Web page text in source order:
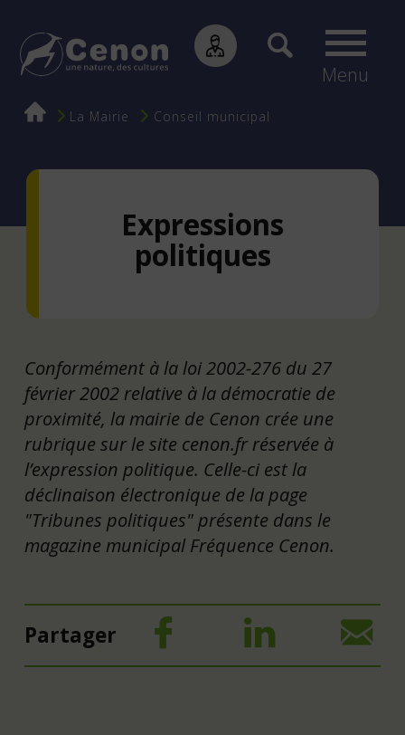
Menu
Fil
La Mairie Conseil municipal
Expressions
politiques
Conformément à la loi 2002-276 du 27
février 2002 relative à la démocratie de
proximité, la mairie de Cenon crée une
rubrique sur le site cenon.fr réservée à
l’expression politique. Celle-ci est la
déclinaison électronique de la page
"Tribunes politiques" présente dans le
magazine municipal Fréquence Cenon.
Partager